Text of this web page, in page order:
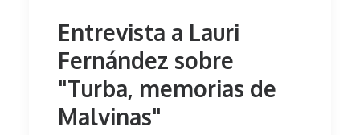
Entrevista a Lauri
Fernández sobre
"Turba, memorias de
Malvinas"